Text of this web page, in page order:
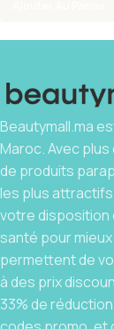
Beautymall.ma
Maroc. Avec plus
de produits
les plus
votre disposition
santé pour
permettent de
à des prix
33% de